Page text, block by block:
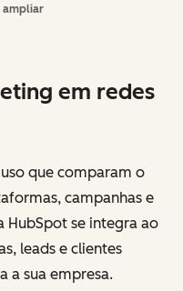
ampliar
em redes
que comparam o
campanhas e
HubSpot se integra ao
leads e clientes
a sua empresa.